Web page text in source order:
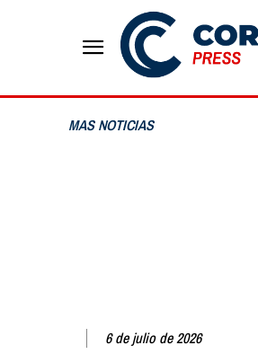
MAS NOTICIAS
6 de julio de 2026